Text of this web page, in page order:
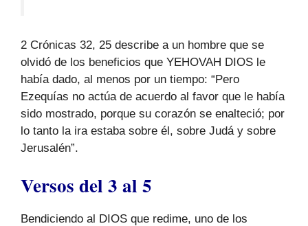
2 Crónicas 32, 25 describe a un hombre que se
olvidó de los beneficios que YEHOVAH DIOS le
había dado, al menos por un tiempo: “Pero
Ezequías no actúa de acuerdo al favor que le había
sido mostrado, porque su corazón se enalteció; por
lo tanto la ira estaba sobre él, sobre Judá y sobre
Jerusalén”.
Versos del 3 al 5
Bendiciendo al DIOS que redime, uno de los